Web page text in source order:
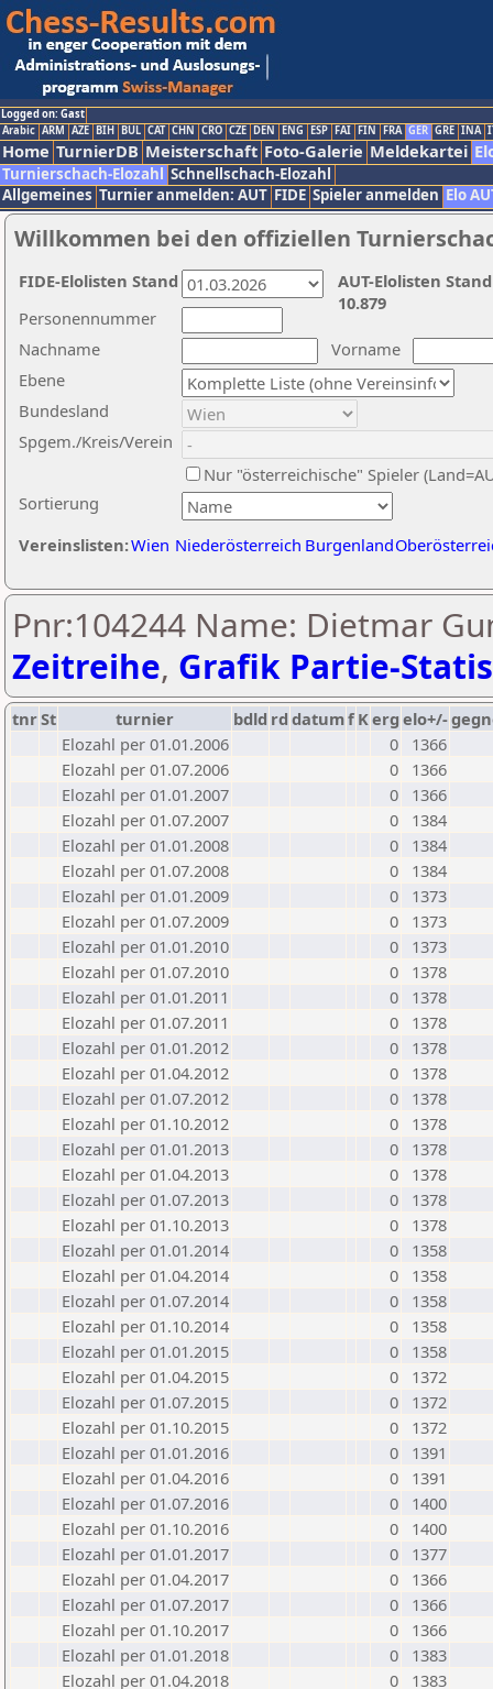
Logged on: Gast
Arabic ARM AZE BIH BUL CAT CHN CRO CZE DEN ENG ESP FAI FIN FRA GER GRE INA
Home TurnierDB Meisterschaft Foto-Galerie Meldekartei
Turnierschach-Elozahl Schnellschach-Elozahl
Allgemeines Turnier anmelden: AUT FIDE Spieler anmelden Elo
Willkommen bei den offiziellen
Nachname
Vorname
Ebene
Sortierung
Personennummer
Bundesland
Spgem./Kreis/Verein
Nur "österreichische" Spieler
Vereinslisten:Wien Niederösterreich Burgenland
AUT-Elolisten
10.879
FIDE-Elolisten Stand
Pnr:104244 Name: Dietmar
Zeitreihe, Grafik Partie-
tnrSt turnier bdld rd datumf Kerg elo+/-
Elozahl per 01.01.2006
0
1366
Elozahl per 01.07.2006
0
1366
Elozahl per 01.01.2007
0
1366
Elozahl per 01.07.2007
0
1384
Elozahl per 01.01.2008
0
1384
Elozahl per 01.07.2008
0
1384
Elozahl per 01.01.2009
0
1373
Elozahl per 01.07.2009
0
1373
Elozahl per 01.01.2010
0
1373
Elozahl per 01.07.2010
0
1378
Elozahl per 01.01.2011
0
1378
Elozahl per 01.07.2011
0
1378
Elozahl per 01.01.2012
0
1378
Elozahl per 01.04.2012
0
1378
Elozahl per 01.07.2012
0
1378
Elozahl per 01.10.2012
0
1378
Elozahl per 01.01.2013
0
1378
Elozahl per 01.04.2013
0
1378
Elozahl per 01.07.2013
0
1378
Elozahl per 01.10.2013
0
1378
Elozahl per 01.01.2014
0
1358
Elozahl per 01.04.2014
0
1358
Elozahl per 01.07.2014
0
1358
Elozahl per 01.10.2014
0
1358
Elozahl per 01.01.2015
0
1358
Elozahl per 01.04.2015
0
1372
Elozahl per 01.07.2015
0
1372
Elozahl per 01.10.2015
0
1372
Elozahl per 01.01.2016
0
1391
Elozahl per 01.04.2016
0
1391
Elozahl per 01.07.2016
0
1400
Elozahl per 01.10.2016
0
1400
Elozahl per 01.01.2017
0
1377
Elozahl per 01.04.2017
0
1366
Elozahl per 01.07.2017
0
1366
Elozahl per 01.10.2017
0
1366
Elozahl per 01.01.2018
0
1383
Elozahl per 01.04.2018
0
1383